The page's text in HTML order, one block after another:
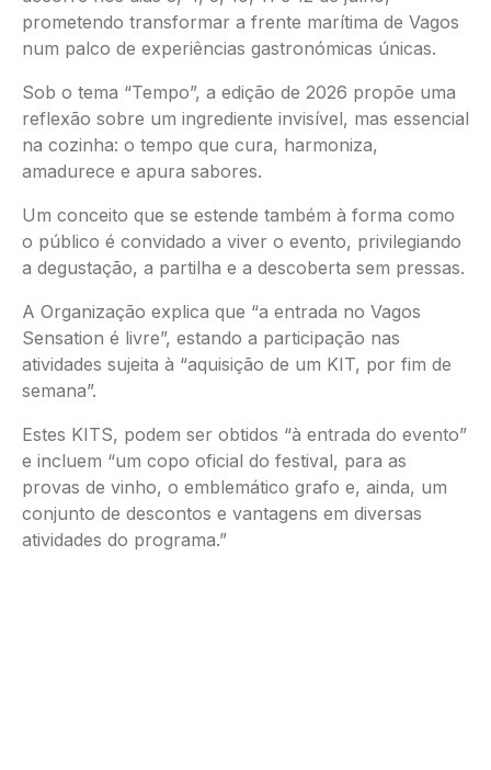
prometendo transformar a frente marítima de Vagos
num palco de experiências gastronómicas únicas.
Sob o tema “Tempo”, a edição de 2026 propõe uma
reflexão sobre um ingrediente invisível, mas essencial
na cozinha: o tempo que cura, harmoniza,
amadurece e apura sabores.
Um conceito que se estende também à forma como
o público é convidado a viver o evento, privilegiando
a degustação, a partilha e a descoberta sem pressas.
A Organização explica que “a entrada no Vagos
Sensation é livre”, estando a participação nas
atividades sujeita à “aquisição de um KIT, por fim de
semana”.
Estes KITS, podem ser obtidos “à entrada do evento”
e incluem “um copo oficial do festival, para as
provas de vinho, o emblemático grafo e, ainda, um
conjunto de descontos e vantagens em diversas
atividades do programa.”